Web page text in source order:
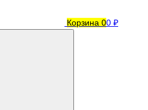
Корзина 00 ₽